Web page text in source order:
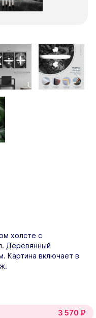
холсте с
Деревянный
Картина включает в
3 570 ₽